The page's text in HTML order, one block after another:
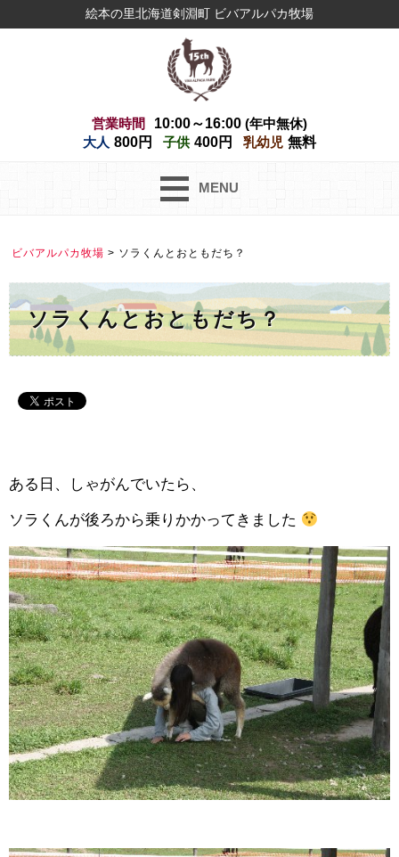
絵本の里北海道剣淵町 ビバアルパカ牧場
営業時間 10:00～16:00 (年中無休)
大人 800円 子供 400円 乳幼児 無料
MENU
ビバアルパカ牧場 > ソラくんとおともだち？
ソラくんとおともだち？
ある日、しゃがんでいたら、
ソラくんが後ろから乗りかかってきました